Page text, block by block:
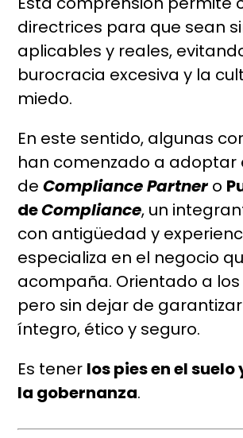
directrices para que sean
aplicables y reales,
burocracia excesiva y la
miedo.
En este sentido, algunas
han comenzado a adoptar
deCompliance Partner o
deCompliance, un
con antigüedad y
especializa en el negocio
acompaña. Orientado a
pero sin dejar de
íntegro, ético y seguro.
Es tener los pies en el suelo
la gobernanza.